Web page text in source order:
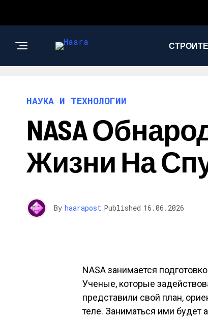
НАУКА И ТЕХНОЛОГИИ
NASA
Жизни На
By haarapost Published 16.06.2026
NASA занимается
Ученые, которые
представили свой план,
теле. Заниматься ими будет